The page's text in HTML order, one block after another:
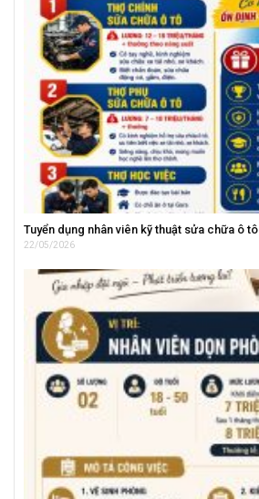
Tuyển dụng nhân viên kỹ thuật sửa chữa ô tô
22/05/2026